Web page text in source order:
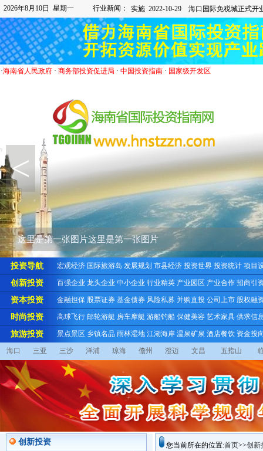
2026年8月10日 星期一 行业新闻：
·海南省人民政府· 商务部投资促进局 · 中国投资指南· 国家级开发区
这里是第一张图片这里是第一张图片
<
投资导航 宏观经济 国际旅游岛 发展规划 市县经济 投资世界 投资统计 项目
创新投资 百强企业 龙头企业 中小企业 行业精英 产业园区 产业合作 招商引
资本投资 金融担保 股票证券 基金债券 风险私募 并购直投 公司上市 股权融
时尚投资 高球飞行 邮轮游艇 房车摩艇 游船钓船 保健美容 艺术家具 供求信
旅游投资 景点景区 乡镇名品 雨林湿地 江湖海岸 温泉矿泉 酒店餐饮 资金投
海口 三亚 三沙 洋浦 琼海 儋州 澄迈 文昌 五指山
创新投资 您当前所在的位置:首页>>创新